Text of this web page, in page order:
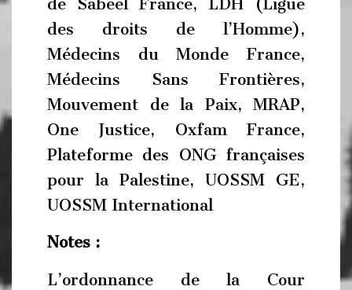
des droits de l’Homme),
Médecins du Monde France,
Médecins Sans Frontières,
Mouvement de la Paix, MRAP,
One Justice, Oxfam France,
Plateforme des ONG françaises
pour la Palestine, UOSSM GE,
UOSSM International
Notes :
L’ordonnance de la Cour